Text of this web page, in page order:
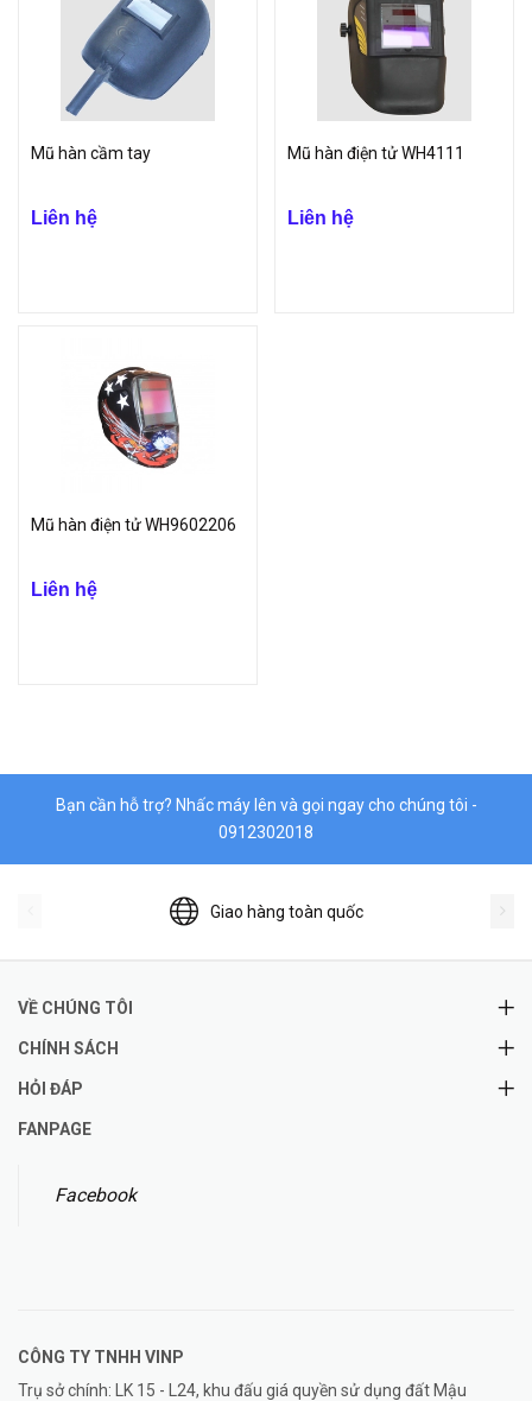
Mũ hàn cầm tay
Liên hệ
Mũ hàn điện tử WH4111
Liên hệ
Mũ hàn điện tử WH9602206
Liên hệ
Bạn cần hỗ trợ? Nhấc máy lên và gọi ngay cho chúng tôi -
0912302018
Giao hàng toàn quốc
VỀ CHÚNG TÔI
CHÍNH SÁCH
HỎI ĐÁP
FANPAGE
Facebook
CÔNG TY TNHH VINP
Trụ sở chính: LK 15 - L24, khu đấu giá quyền sử dụng đất Mậu